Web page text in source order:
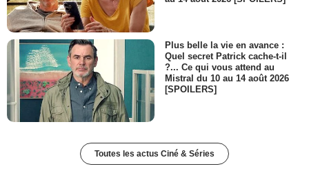
Plus belle la vie en avance :
Quel secret Patrick cache-t-il
?... Ce qui vous attend au
Mistral du 10 au 14 août 2026
[SPOILERS]
Toutes les actus Ciné & Séries